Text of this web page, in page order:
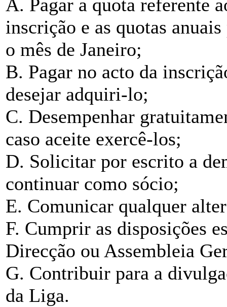
A. Pagar a quota referente
inscrição e as quotas
o mês de Janeiro;
B. Pagar no acto da
desejar adquiri-lo;
C. Desempenhar
caso aceite exercê-los;
D. Solicitar por escrito a
continuar como sócio;
E. Comunicar qualquer
F. Cumprir as disposições
Direcção ou Assembleia
G. Contribuir para a
da Liga.